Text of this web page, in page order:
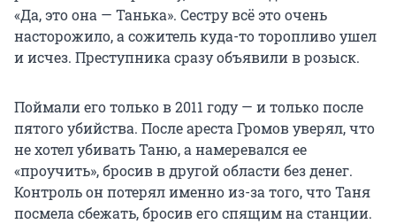
«Да, это она — Танька». Сестру всё это очень
насторожило, а сожитель куда-то торопливо ушел
и исчез. Преступника сразу объявили в розыск.
Поймали его только в 2011 году — и только после
пятого убийства. После ареста Громов уверял, что
не хотел убивать Таню, а намеревался ее
«проучить», бросив в другой области без денег.
Контроль он потерял именно из-за того, что Таня
посмела сбежать, бросив его спящим на станции.